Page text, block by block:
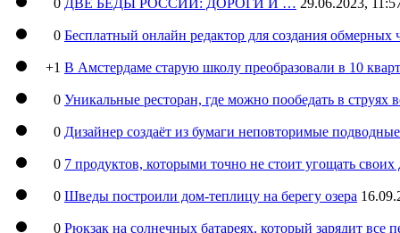
0 Бесплатный онлайн редактор для создания обмерных
+1 В Амстердаме старую школу преобразовали в 10
0 Уникальные ресторан, где можно пообедать в струях
0 Дизайнер создаёт из бумаги неповторимые
0 7 продуктов, которыми точно не стоит угощать
0 Шведы построили дом-теплицу на берегу озера
0 Рюкзак на солнечных батареях, который зарядит все